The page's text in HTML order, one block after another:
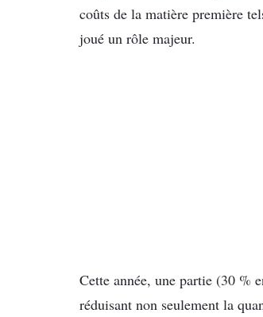
coûts de la matière première
joué un rôle majeur.
Cette année, une partie (30 %
réduisant non seulement la